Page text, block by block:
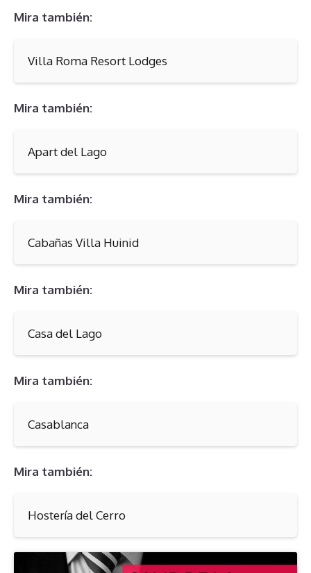
Mira también:
Villa Roma Resort Lodges
Mira también:
Apart del Lago
Mira también:
Cabañas Villa Huinid
Mira también:
Casa del Lago
Mira también:
Casablanca
Mira también:
Hostería del Cerro